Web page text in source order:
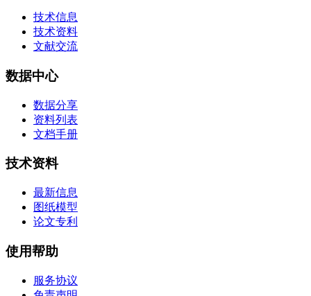
技术信息
技术资料
文献交流
数据中心
数据分享
资料列表
文档手册
技术资料
最新信息
图纸模型
论文专利
使用帮助
服务协议